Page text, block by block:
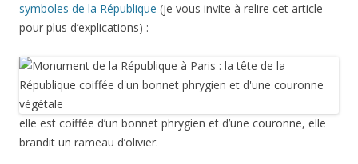
symboles de la République (je vous invite à relire cet article
pour plus d’explications) :
elle est coiffée d’un bonnet phrygien et d’une couronne, elle
brandit un rameau d’olivier.